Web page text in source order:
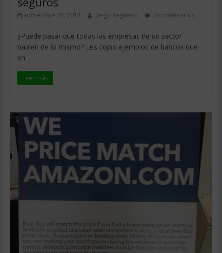
noviembre 25, 2013 Diego Regueiro 0 comentarios
¿Puede pasar que todas las empresas de un sector
hablen de lo mismo? Les copio ejemplos de bancos que
en
Leer más